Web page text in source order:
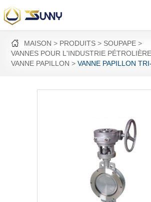
MAISON PRODUITS
SOUPAPE
VANNES POUR L'INDUSTRIE
VANNE PAPILLON
VANNE PAPILLON